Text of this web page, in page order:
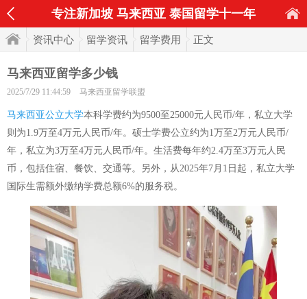
专注新加坡 马来西亚 泰国留学十一年
资讯中心 留学资讯 留学费用 正文
马来西亚留学多少钱
2025/7/29 11:44:59 马来西亚留学联盟
马来西亚公立大学本科学费约为9500至25000元人民币/年，私立大学
则为1.9万至4万元人民币/年。硕士学费公立约为1万至2万元人民币/
年，私立为3万至4万元人民币/年。生活费每年约2.4万至3万元人民
币，包括住宿、餐饮、交通等。另外，从2025年7月1日起，私立大学
国际生需额外缴纳学费总额6%的服务税。